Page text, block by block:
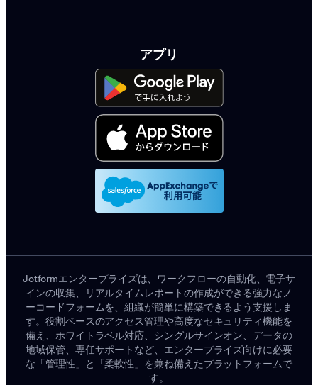
アプリ
Jotformエンタープライズは、ワークフローの自動化、電子サ
インの収集、リアルタイムレポートの作成ができる強力なノ
ーコードフォームを、組織が簡単に構築できるよう支援しま
す。役割ベースのアクセス管理や高度なセキュリティ機能を
備え、ホワイトラベル対応、シングルサインオン、データの
地域保管、専任サポートなど、エンタープライズ向けに必要
な「管理性」と「柔軟性」を兼ね備えたプラットフォームで
す。